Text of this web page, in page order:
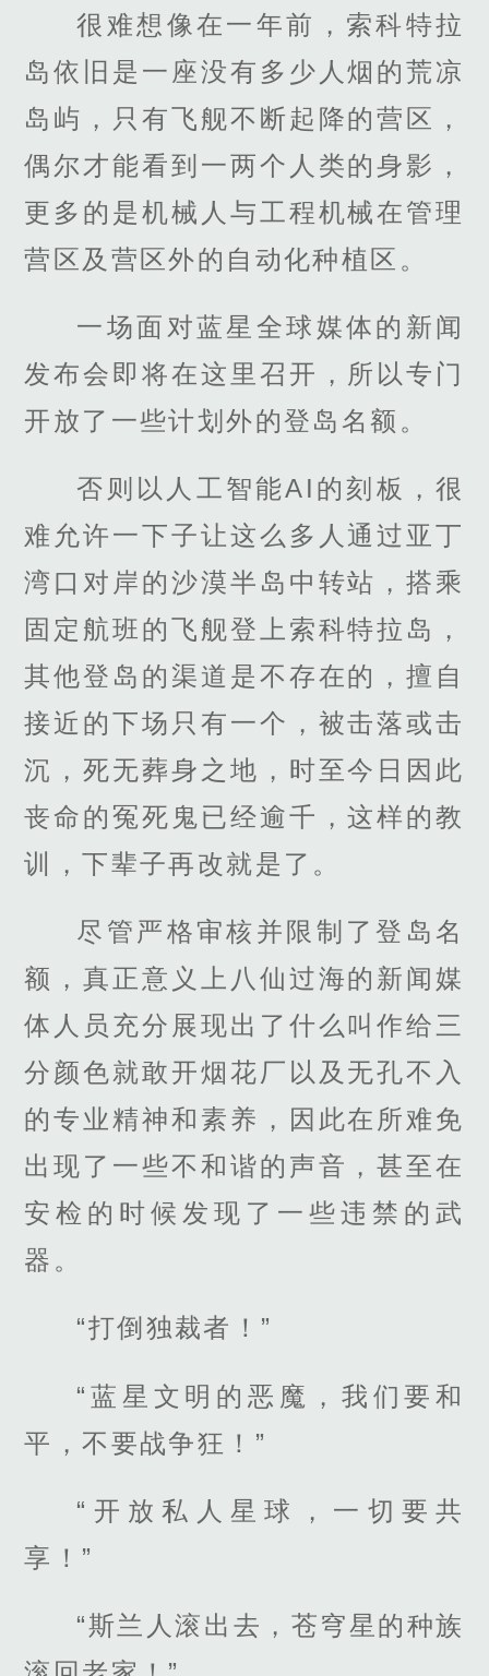
很难想像在一年前，索科特拉
岛依旧是一座没有多少人烟的荒凉
岛屿，只有飞舰不断起降的营区，
偶尔才能看到一两个人类的身影，
更多的是机械人与工程机械在管理
营区及营区外的自动化种植区。
一场面对蓝星全球媒体的新闻
发布会即将在这里召开，所以专门
开放了一些计划外的登岛名额。
否则以人工智能AI的刻板，很
难允许一下子让这么多人通过亚丁
湾口对岸的沙漠半岛中转站，搭乘
固定航班的飞舰登上索科特拉岛，
其他登岛的渠道是不存在的，擅自
接近的下场只有一个，被击落或击
沉，死无葬身之地，时至今日因此
丧命的冤死鬼已经逾千，这样的教
训，下辈子再改就是了。
尽管严格审核并限制了登岛名
额，真正意义上八仙过海的新闻媒
体人员充分展现出了什么叫作给三
分颜色就敢开烟花厂以及无孔不入
的专业精神和素养，因此在所难免
出现了一些不和谐的声音，甚至在
安检的时候发现了一些违禁的武
器。
“打倒独裁者！”
“蓝星文明的恶魔，我们要和
平，不要战争狂！”
“开放私人星球，一切要共
享！”
“斯兰人滚出去，苍穹星的种族